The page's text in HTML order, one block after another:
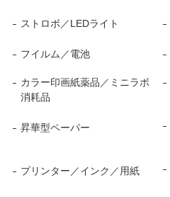
ストロボ／LEDライト
フイルム／電池
カラー印画紙薬品／ミニラボ
消耗品
昇華型ペーパー
プリンター／インク／用紙